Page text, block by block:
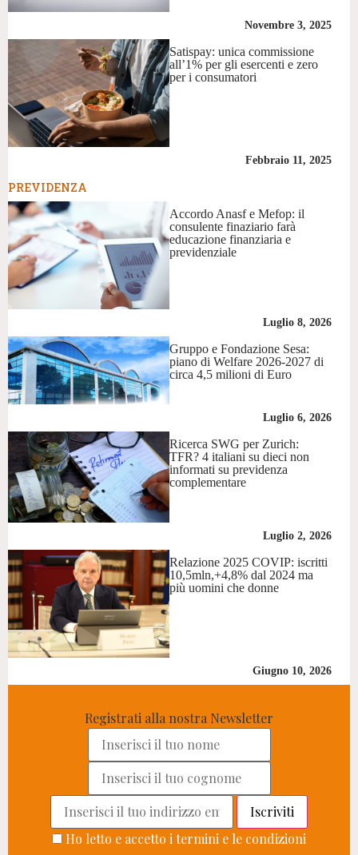
Novembre 3, 2025
Satispay: unica commissione
all’1% per gli esercenti e zero
per i consumatori
Febbraio 11, 2025
PREVIDENZA
Accordo Anasf e Mefop: il
consulente finaziario farà
educazione finanziaria e
previdenziale
Luglio 8, 2026
Gruppo e Fondazione Sesa:
piano di Welfare 2026-2027 di
circa 4,5 milioni di Euro
Luglio 6, 2026
Ricerca SWG per Zurich:
TFR? 4 italiani su dieci non
informati su previdenza
complementare
Luglio 2, 2026
Relazione 2025 COVIP: iscritti
10,5mln,+4,8% dal 2024 ma
più uomini che donne
Giugno 10, 2026
Registrati alla nostra Newsletter
Ho letto e accetto i termini e le condizioni